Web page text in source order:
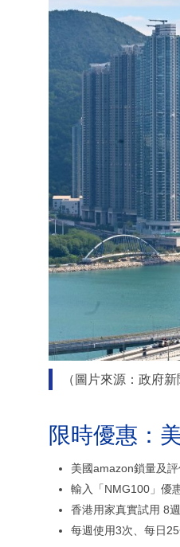
（圖片來源：政府新
限時優惠：
美國amazon鎖量及評
輸入「NMG100」優
香港用家真實試用 8
每週使用3次、每日